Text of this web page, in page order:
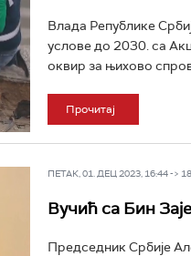
Влада Републике
услове до 2030. са
оквир за њихово
Прочитај
ПЕТАК, 01. ДЕЦ 2023, 16:44 ->
Вучић са Бин
Председник Србије